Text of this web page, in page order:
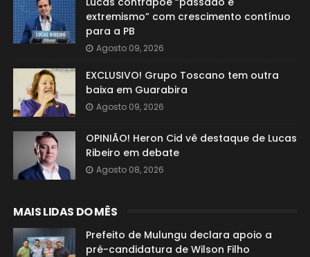
extremismo” com crescimento contínuo
para a PB
Agosto 09, 2026
EXCLUSIVO! Grupo Toscano tem outra
baixa em Guarabira
Agosto 09, 2026
OPINIÃO! Heron Cid vê destaque de Lucas
Ribeiro em debate
Agosto 08, 2026
MAIS LIDAS DO MÊS
Prefeito de Mulungu declara apoio a
pré-candidatura de Wilson Filho